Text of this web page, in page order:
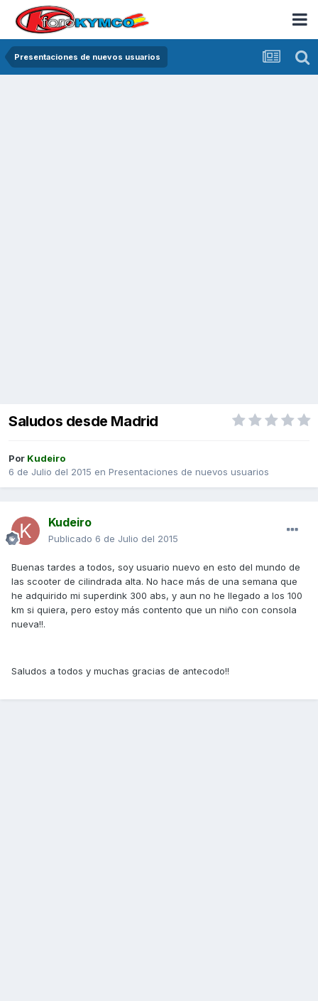
Presentaciones de nuevos usuarios
Saludos desde Madrid
Por Kudeiro
6 de Julio del 2015 en Presentaciones de nuevos usuarios
Kudeiro
Publicado 6 de Julio del 2015
Buenas tardes a todos, soy usuario nuevo en esto del mundo de
las scooter de cilindrada alta. No hace más de una semana que
he adquirido mi superdink 300 abs, y aun no he llegado a los 100
km si quiera, pero estoy más contento que un niño con consola
nueva!!.
Saludos a todos y muchas gracias de antecodo!!